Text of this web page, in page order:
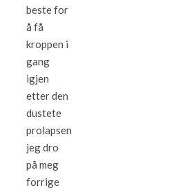
beste for
å få
kroppen i
gang
igjen
etter den
dustete
prolapsen
jeg dro
på meg
forrige